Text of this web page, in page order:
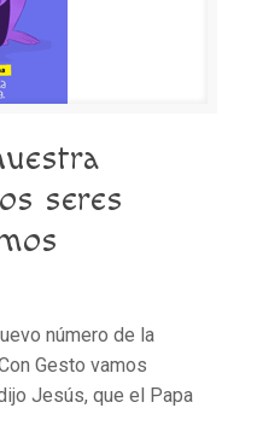
seres
número de la
Gesto vamos
Jesús, que el Papa